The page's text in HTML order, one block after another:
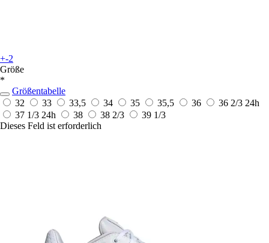
+-2
Größe
*
Größentabelle
32
33 33,5 34 35 35,5 36 36 2/3 24h
37 1/3 24h 38 38 2/3
39 1/3
Dieses Feld ist erforderlich